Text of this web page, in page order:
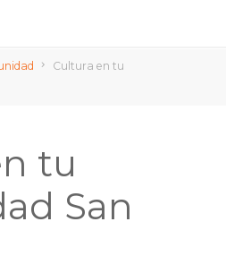
Cultura en tu
tu
San